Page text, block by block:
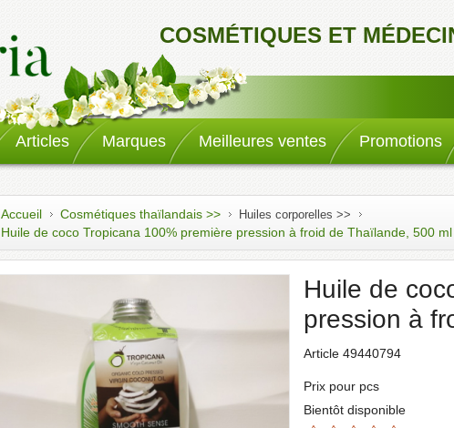
COSMÉTIQUES ET
Articles Marques Meilleures ventes Promotions
Accueil Cosmétiques thaïlandais >> Huiles corporelles >>
Huile de coco Tropicana 100% première pression à froid de Thaïlande, 500 ml
Huile de
pression à
Article 49440794
Prix pour pcs
Bientôt disponible